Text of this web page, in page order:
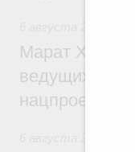
Марат
ведущих к
нацпроекту